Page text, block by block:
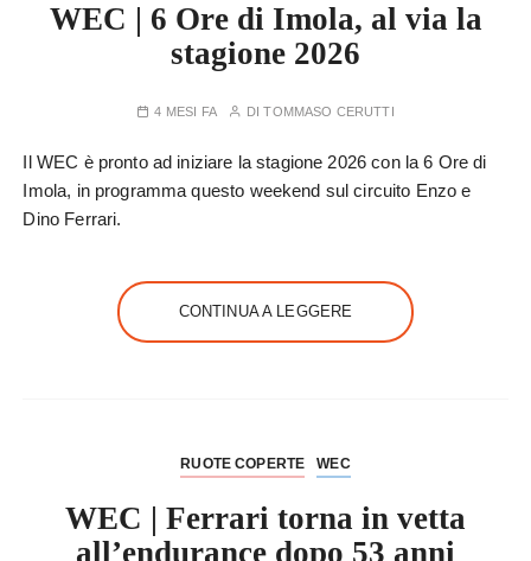
WEC | 6 Ore di Imola, al via la
stagione 2026
4 MESI FA DITOMMASO CERUTTI
Il WEC è pronto ad iniziare la stagione 2026 con la 6 Ore di
Imola, in programma questo weekend sul circuito Enzo e
Dino Ferrari.
CONTINUA A LEGGERE
RUOTE COPERTE WEC
WEC | Ferrari torna in vetta
all’endurance dopo 53 anni